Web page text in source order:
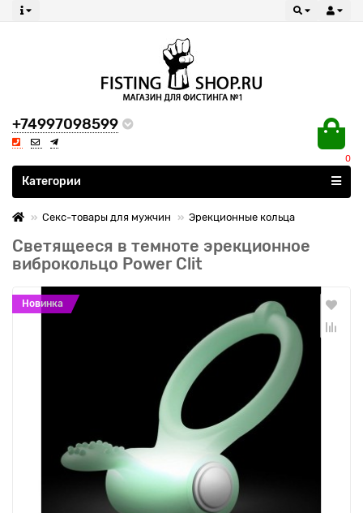
+74997098599
0
Все категории
Категории
Секс-товары для мужчин Эрекционные кольца
Светящееся в темноте эрекционное
виброкольцо Power Clit
Новинка